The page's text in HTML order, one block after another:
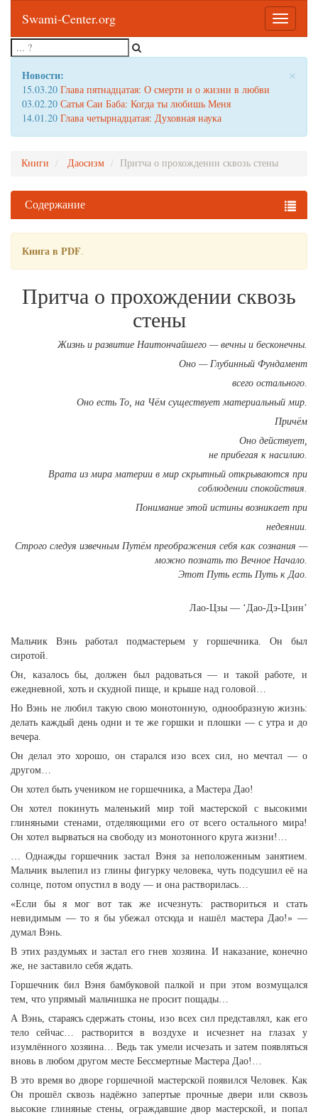
Toggle
Swami-Center.org
×
Новости:
15.03.20 Глава пятнадцатая: О смерти и о жизни в любви
03.02.20 Сатья Саи Баба: Когда ты любишь Меня
14.01.20 Глава четырнадцатая: Духовная наука
Книги Даосизм Притча о прохождении сквозь стены
Содержание
Книга в PDF.
Притча о прохождении сквозь
стены
Жизнь и развитие Наитончайшего — вечны и бесконечны.
Оно — Глубинный Фундамент
всего остального.
Оно есть То, на Чём существует материальный мир.
Причём
Оно действует,
не прибегая к насилию.
Врата из мира материи в мир скрытный открываются при
соблюдении спокойствия.
Понимание этой истины возникает при
недеянии.
Строго следуя извечным Путём преображения себя как сознания —
можно познать то Вечное Начало.
Этот Путь есть Путь к Дао.
Лао-Цзы — ‘Дао-Дэ-Цзин’
Мальчик Вэнь работал подмастерьем у горшечника. Он был
сиротой.
Он, казалось бы, должен был радоваться — и такой работе, и
ежедневной, хоть и скудной пище, и крыше над головой…
Но Вэнь не любил такую свою монотонную, однообразную жизнь:
делать каждый день одни и те же горшки и плошки — с утра и до
вечера.
Он делал это хорошо, он старался изо всех сил, но мечтал — о
другом…
Он хотел быть учеником не горшечника, а Мастера Дао!
Он хотел покинуть маленький мир той мастерской с высокими
глиняными стенами, отделяющими его от всего остального мира!
Он хотел вырваться на свободу из монотонного круга жизни!…
… Однажды горшечник застал Вэня за неположенным занятием.
Мальчик вылепил из глины фигурку человека, чуть подсушил её на
солнце, потом опустил в воду — и она растворилась…
«Если бы я мог вот так же исчезнуть: раствориться и стать
невидимым — то я бы убежал отсюда и нашёл мастера Дао!» —
думал Вэнь.
В этих раздумьях и застал его гнев хозяина. И наказание, конечно
же, не заставило себя ждать.
Горшечник бил Вэня бамбуковой палкой и при этом возмущался
тем, что упрямый мальчишка не просит пощады…
А Вэнь, стараясь сдержать стоны, изо всех сил представлял, как его
тело сейчас… растворится в воздухе и исчезнет на глазах у
изумлённого хозяина… Ведь так умели исчезать и затем появляться
вновь в любом другом месте Бессмертные Мастера Дао!…
В это время во дворе горшечной мастерской появился Человек. Как
Он прошёл сквозь надёжно запертые прочные двери или сквозь
высокие глиняные стены, ограждавшие двор мастерской, и попал